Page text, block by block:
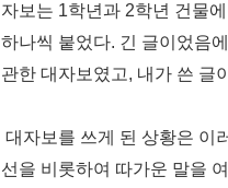
자보는 1학년과 2학년 건물
하나씩 붙었다. 긴 글이었음
관한 대자보였고, 내가 쓴 글
대자보를 쓰게 된 상황은 이
선을 비 롯하여 따가운 말을